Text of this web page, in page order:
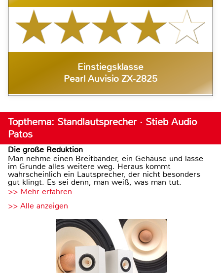
Einstiegsklasse
Pearl Auvisio ZX-2825
Topthema: Standlautsprecher · Stieb Audio
Patos
Die große Reduktion
Man nehme einen Breitbänder, ein Gehäuse und lasse
im Grunde alles weitere weg. Heraus kommt
wahrscheinlich ein Lautsprecher, der nicht besonders
gut klingt. Es sei denn, man weiß, was man tut.
>> Mehr erfahren
>> Alle anzeigen